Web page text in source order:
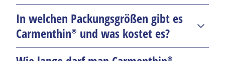
Carmenthin® enthält alsWirkstoffe 90mg
Pfefferminzöl und 50mg Kümmelöl.
In welchen Packungsgrößen gibt es
Carmenthin® und was kostet es?